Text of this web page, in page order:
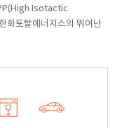
Isotactic
토탈에너지스의 뛰어난